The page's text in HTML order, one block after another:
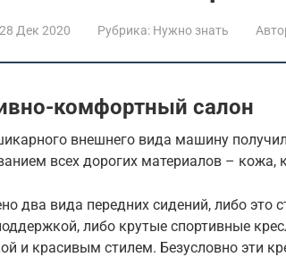
28 Дек 2020 Рубрика: Нужно знать
комфортный салон
внешнего вида машину
всех дорогих материалов –
два вида передних сидений, либо это
либо крутые спортивные
и красивым стилем. Безусловно эти